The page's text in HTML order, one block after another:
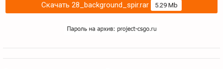
Скачать 28_background_spir.rar
5.29 Mb